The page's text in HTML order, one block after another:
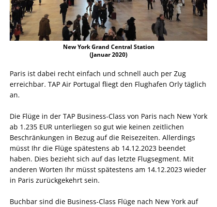
New York Grand Central Station
(Januar 2020)
Paris ist dabei recht einfach und schnell auch per Zug
erreichbar. TAP Air Portugal fliegt den Flughafen Orly täglich
an.
Die Flüge in der TAP Business-Class von Paris nach New York
ab 1.235 EUR unterliegen so gut wie keinen zeitlichen
Beschränkungen in Bezug auf die Reisezeiten. Allerdings
müsst Ihr die Flüge spätestens ab 14.12.2023 beendet
haben. Dies bezieht sich auf das letzte Flugsegment. Mit
anderen Worten Ihr müsst spätestens am 14.12.2023 wieder
in Paris zurückgekehrt sein.
Buchbar sind die Business-Class Flüge nach New York auf